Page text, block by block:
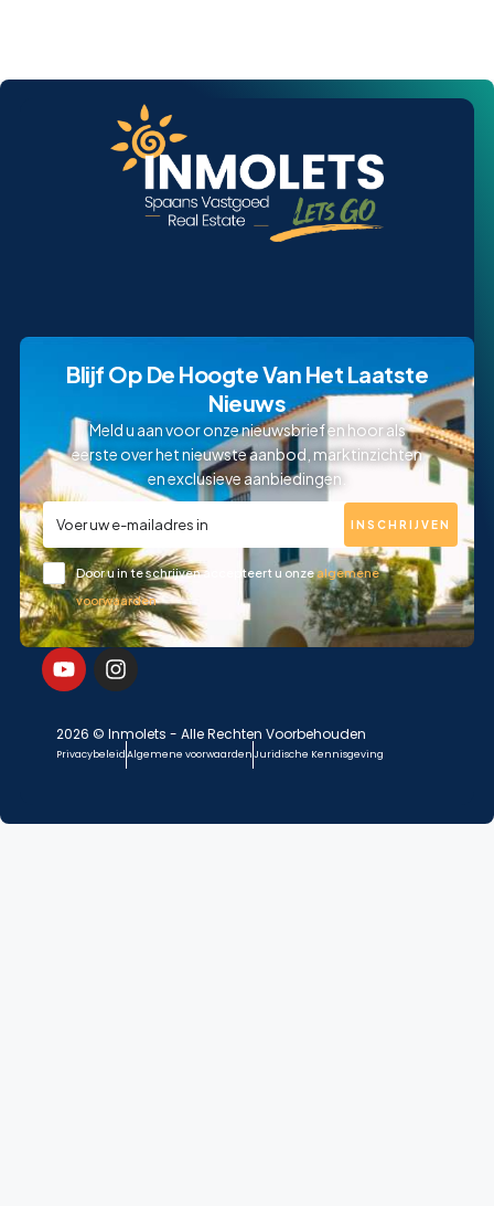
Blijf Op De Hoogte Van Het Laatste
Nieuws
Meld u aan voor onze nieuwsbrief en hoor als
eerste over het nieuwste aanbod, marktinzichten
en exclusieve aanbiedingen.
Door u in te schrijven accepteert u onzealgemene
voorwaarden
INSCHRIJVEN
2026 © Inmolets - Alle Rechten Voorbehouden
PrivacybeleidAlgemene voorwaardenJuridische Kennisgeving